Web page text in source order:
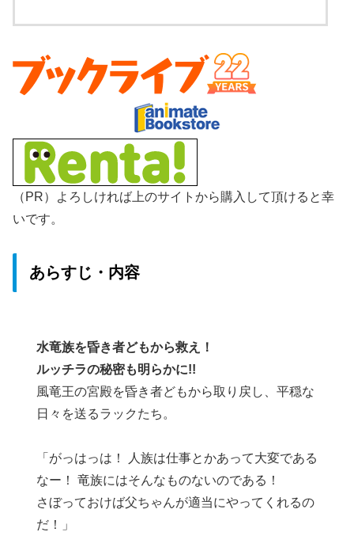
（PR）よろしければ上のサイトから購入して頂けると幸
いです。
あらすじ・内容
水竜族を昏き者どもから救え！
ルッチラの秘密も明らかに!!
風竜王の宮殿を昏き者どもから取り戻し、平穏な
日々を送るラックたち。
「がっはっは！ 人族は仕事とかあって大変である
なー！ 竜族にはそんなものないのである！
さぼっておけば父ちゃんが適当にやってくれるの
だ！」